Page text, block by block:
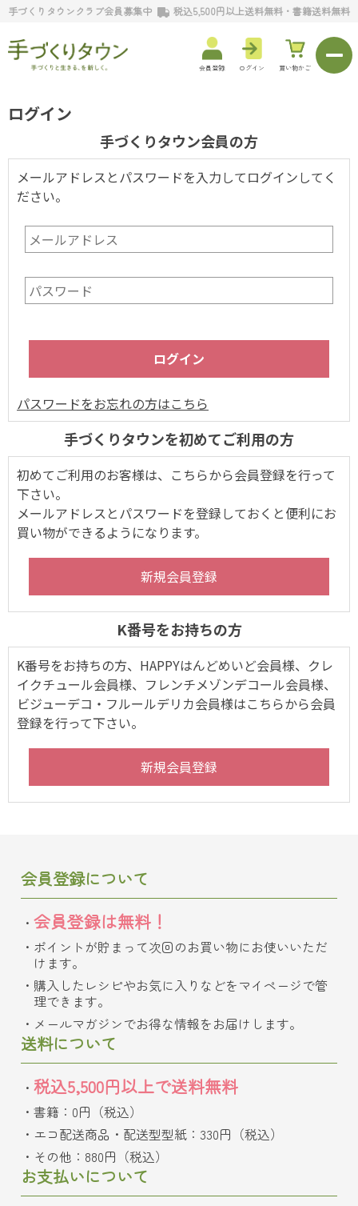
手づくりタウンクラブ会員募集中 税込5,500円以上送料無料・書籍送料無料
会員登録 ログイン 買い物かご
ログイン
手づくりタウン会員の方
メールアドレスとパスワードを入力してログインしてく
ださい。
パスワードをお忘れの方はこちら
手づくりタウンを初めてご利用の方
初めてご利用のお客様は、こちらから会員登録を行って
下さい。
メールアドレスとパスワードを登録しておくと便利にお
買い物ができるようになります。
K番号をお持ちの方
K番号をお持ちの方、HAPPYはんどめいど会員様、クレ
イクチュール会員様、フレンチメゾンデコール会員様、
ビジューデコ・フルールデリカ会員様はこちらから会員
登録を行って下さい。
会員登録について
会員登録は無料！
ポイントが貯まって次回のお買い物にお使いいただ
けます。
購入したレシピやお気に入りなどをマイページで管
理できます。
メールマガジンでお得な情報をお届けします。
送料について
税込5,500円以上で送料無料
書籍：0円（税込）
エコ配送商品・配送型型紙：330円（税込）
その他：880円（税込）
お支払いについて